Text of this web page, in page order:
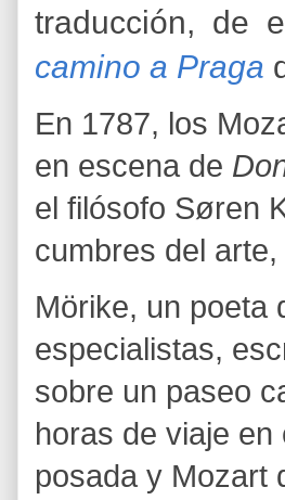
traducción, de
camino a Praga
En 1787, los
en escena de
el filósofo Søren
cumbres del
Mörike, un poeta
especialistas,
sobre un paseo
horas de viaje
posada y Mozart